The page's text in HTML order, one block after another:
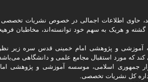
حاوی اطلاعات اجمالی در خصوص نشریات
گشته و هریک به سهم خود توانسته‌اند، مخاطبان
آموزشی و پژوهشی امام خمینی قدس سره زیر
جمهوری اسلامی، موسسه آموزشی و پژوهشی
كل نشریات تخصصی.